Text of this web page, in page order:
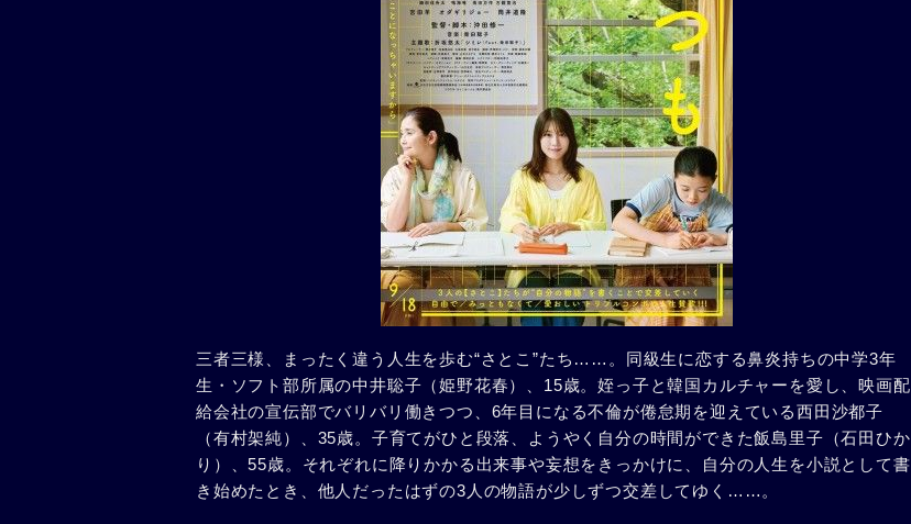
三者三様、まったく違う人生を歩む“さとこ”たち……。同級生に恋する鼻炎持ちの中学3年
生・ソフト部所属の中井聡子（姫野花春）、15歳。姪っ子と韓国カルチャーを愛し、映画配
給会社の宣伝部でバリバリ働きつつ、6年目になる不倫が倦怠期を迎えている西田沙都子
（有村架純）、35歳。子育てがひと段落、ようやく自分の時間ができた飯島里子（石田ひか
り）、55歳。それぞれに降りかかる出来事や妄想をきっかけに、自分の人生を小説として書
き始めたとき、他人だったはずの3人の物語が少しずつ交差してゆく……。